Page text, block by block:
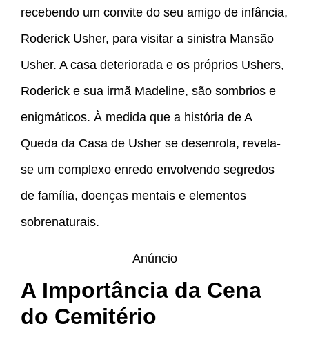
recebendo um convite do seu amigo de infância,
Roderick Usher, para visitar a sinistra Mansão
Usher. A casa deteriorada e os próprios Ushers,
Roderick e sua irmã Madeline, são sombrios e
enigmáticos. À medida que a história de A
Queda da Casa de Usher se desenrola, revela-
se um complexo enredo envolvendo segredos
de família, doenças mentais e elementos
sobrenaturais.
Anúncio
A Importância da Cena
do Cemitério